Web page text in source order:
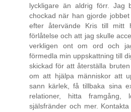
lyckligare än aldrig förr. Jag
chockad när han gjorde
efter återvände Kris till mitt
förlåtelse och att jag skulle
verkligen ont om ord och
förmedla min uppskattning till
skickad för att återställa
om att hjälpa människor att
sann kärlek, få tillbaka sina
relationer, hitta
själsfränder och mer.